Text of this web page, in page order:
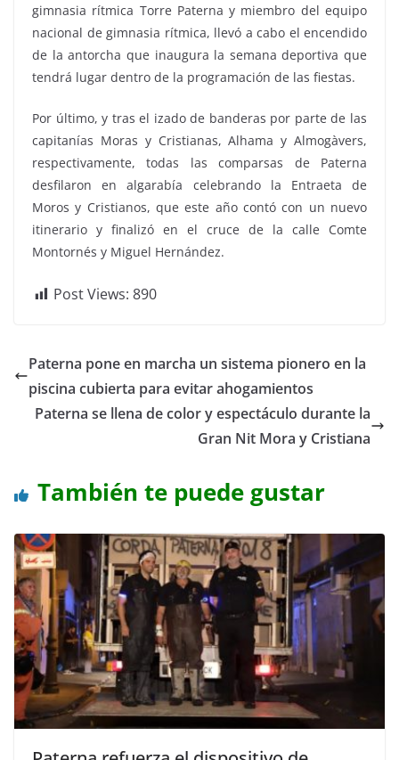
gimnasia rítmica Torre Paterna y miembro del equipo
nacional de gimnasia rítmica, llevó a cabo el encendido
de la antorcha que inaugura la semana deportiva que
tendrá lugar dentro de la programación de las fiestas.
Por último, y tras el izado de banderas por parte de las
capitanías Moras y Cristianas, Alhama y Almogàvers,
respectivamente, todas las comparsas de Paterna
desfilaron en algarabía celebrando la Entraeta de
Moros y Cristianos, que este año contó con un nuevo
itinerario y finalizó en el cruce de la calle Comte
Montornés y Miguel Hernández.
Post Views: 890
Paterna pone en marcha un sistema pionero en la
piscina cubierta para evitar ahogamientos
Paterna se llena de color y espectáculo durante la
Gran Nit Mora y Cristiana
También te puede gustar